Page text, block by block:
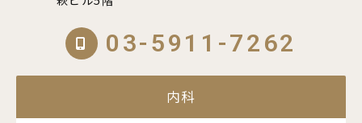
03-5911-7262
内科